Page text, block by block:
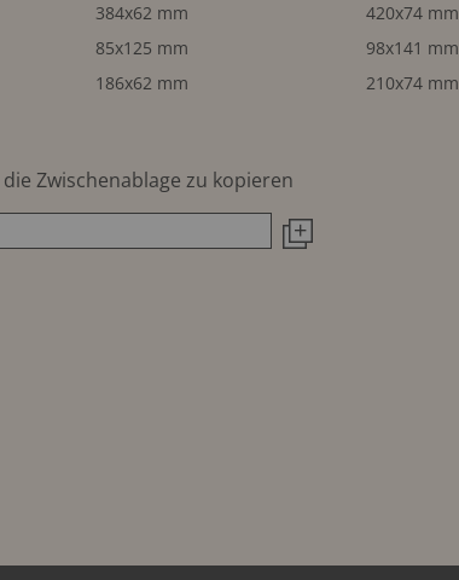
384x62 mm 420x74 mm
85x125 mm 98x141 mm
186x62 mm 210x74 mm
Zwischenablage zu kopieren